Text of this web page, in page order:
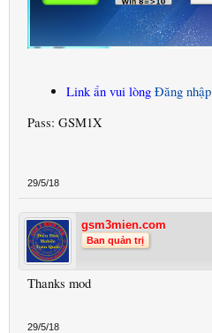
Link ẩn vui lòng Đăng nhập
Pass: GSM1X
29/5/18
gsm3mien.com
Ban quản trị
Thanks mod
29/5/18